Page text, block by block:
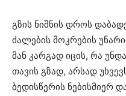
გზის ნიშნის დროს
ძალების მოკრების
მან კარგად იცის, რა
თავის გზად, არსად
ბედისწერის ნებისმიერ